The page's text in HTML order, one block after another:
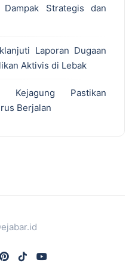
Strategis dan
Laporan Dugaan
Aktivis di Lebak
Kejagung Pastikan
Berjalan